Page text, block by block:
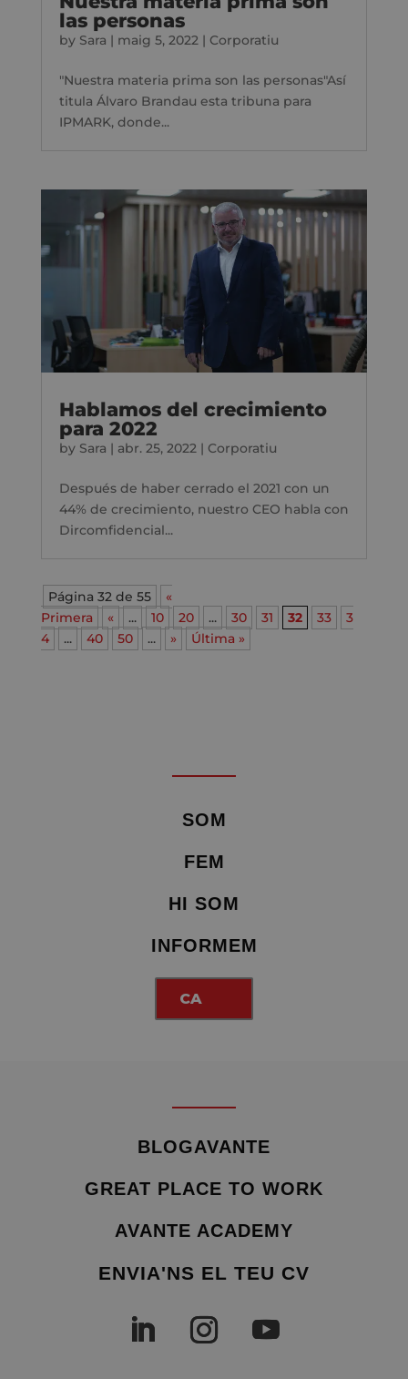
las personas
by Sara | maig 5, 2022| Corporatiu
"Nuestra materia prima son las personas"Así
titula Álvaro Brandau esta tribuna para
IPMARK, donde...
Hablamos del crecimiento
para 2022
by Sara | abr. 25, 2022| Corporatiu
Después de haber cerrado el 2021 con un
44% de crecimiento, nuestro CEO habla con
Dircomfidencial...
Página 32 de 55
«
Primera
« ... 10 20 ... 30 31 32 33
3
4
... 40 50 ... » Última »
SOM
FEM
HI SOM
INFORMEM
CA
BLOGAVANTE
GREAT PLACE TO WORK
AVANTE ACADEMY
ENVIA'NS EL TEU CV